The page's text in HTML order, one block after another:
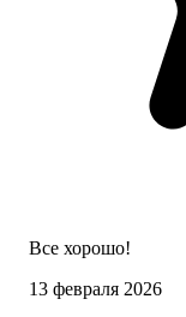
Все хорошо!
13 февраля 2026